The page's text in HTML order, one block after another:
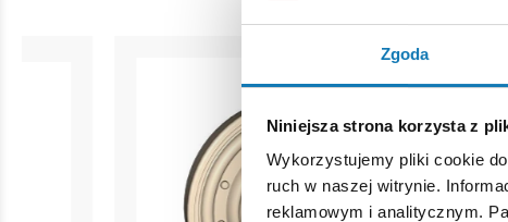
Zgoda
Niniejsza strona korzysta z
Wykorzystujemy pliki cookie
ruch w naszej witrynie.
reklamowym i analitycznym.